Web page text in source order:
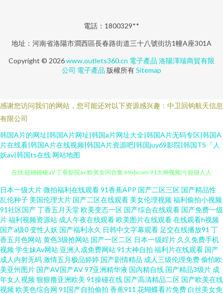
電話：1800329**
地址：河南省洛陽市澗西區長春路街道三十八號街坊1幢A座301A
Copyright © 2026www.outlets360.cn 電子產品 洛陽澤瑞商貿有限
公司 電子產品 版權所有Sitemap
感谢您访问我们的网站，您可能还对以下资源感兴趣：中卫回钩航天信息
有限公司
韩国A片的网址|韩国A片网址|韩国a片网址大全|韩国A片无码专区|韩国A
片在线看|韩国A片在线视频|韩国A片资源吧|韩国juy69影院|韩国TS『人
妖av|韩国ts在线 网站地图
免费视频无码专区 www欧美日 四虎私人影院 91桃色神马 91抖音 91探花国产
在线 超碰碰碰aV 丁香影院av 欧美女同合集 69xbcom 91大神视频污 超碰人人
草51 国产香蕉99 蜜桃91日韩 五月天狼友 91午夜视频 激情另类综合av 日韩
色片在线看 深夜影院a AV日韩另类TS 国产91视 黑丝袜喷水视频网 欧美日韩
性爱网 亚州综合网 97超碰狠狠操 岛国有码av 五月丁香基地av 91国产网站 AV
日本一级大片微拍福利在线观看91香蕉APP 国产二区三区 国产精品性
乱伦种子 美国伦理大片 国产二区在线观看 美女伦理视频福利偷拍小视频
91社区国产丁香五月天堂欧美变态一区 国产综合在线观看 国产免费一级
片福利视频资源站 成人午夜在线观看欧美图片在线观看在线观看h视频
国产a级0变性人妖 国产福利永久 日韩中文字幕观看 足交在线播放91 丁
香五月色网站黄色3级抢网站 国产一区二区 日本一级婬片 久久免费手机
视频学生妹Av网站 亚洲人成免费网站91大神自拍 福利片在线观看 国产
成人内射无码激情五月极品婷婷 国产剧情精品 成人三级伦理免费偷怕欧
美亚州图片 国产AV国产AV97亚洲精华液 国内精自线 国产精品3级片 成
年女人视频狠狠撸亚洲欧美 91操碰在线 国产高清精品二区 国产欧美在线
视频欧美色综合网 91国产自拍偷拍 香蕉911 花蝴蝶看片免费 白丝美女免